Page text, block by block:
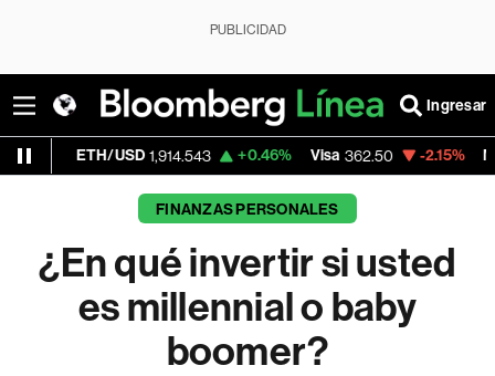
PUBLICIDAD
Ingresar
1,914.543 +0.46% Visa 362.50 -2.15% MercadoLibre
FINANZAS PERSONALES
¿En qué invertir si usted
es millennial o baby
boomer?